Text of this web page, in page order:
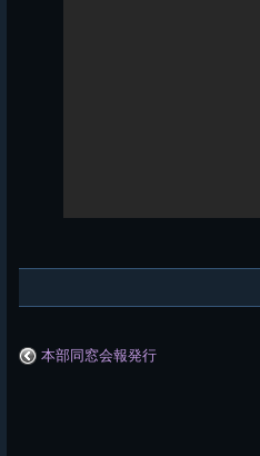
本部同窓会報発行